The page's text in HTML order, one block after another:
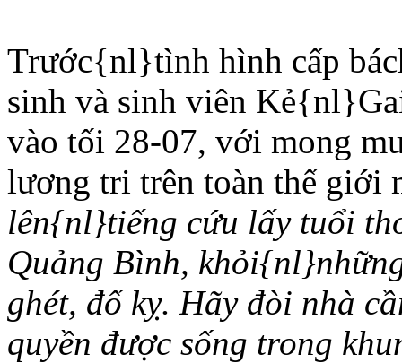
Trước{nl}tình hình cấp
sinh và sinh viên
vào tối 28-07, với mong
lương tri trên toàn thế giới
lên{nl}tiếng cứu lấy tuổi
Quảng Bình,
ghét, đố kỵ. Hãy đòi nhà
quyền được sống trong